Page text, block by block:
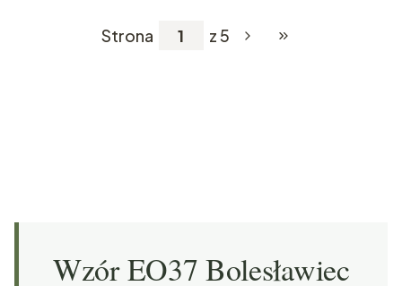
Strona z 5 Przejdź do
Wzór EO37 Bolesławiec